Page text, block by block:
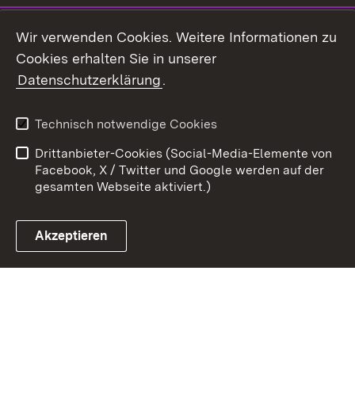
Link zum Landesportal
Kontakt
Barrierefreiheit
Impressum
Cookies
Wir verwenden Cookies. Weitere Informationen zu
Cookies erhalten Sie in unserer
Datenschutzerklärung.
Technisch notwendige Cookies
Drittanbieter-Cookies (Social-Media-Elemente von
Facebook, X / Twitter und Google werden auf der
gesamten Webseite aktiviert.)
Akzeptieren